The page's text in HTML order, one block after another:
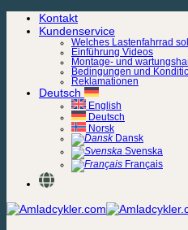
Zum
Inhalt
Kontakt
Kundenservice
Welches Lastenfahrrad
Einführung Videos
Montage- und
Bedingungen und
Reklamationen
Deutsch
English
Deutsch
Norsk
Dansk
Svenska
Français